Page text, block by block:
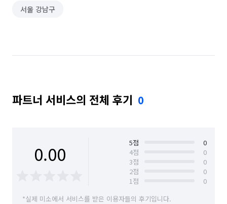
서울 강남구
파트너 서비스의 전체 후기 0
0.00 5점
0
4점
0
3점
0
2점
0
1점
0
*실제 미소에서 서비스를 받은 이용자들의 후기입니다.